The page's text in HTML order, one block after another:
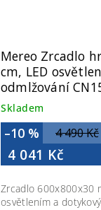
Mereo Zrcadlo
cm, LED
odmlžování
Skladem
4 490 Kč
–10 %
4 041 Kč
Zrcadlo 600x800x30
osvětlením a